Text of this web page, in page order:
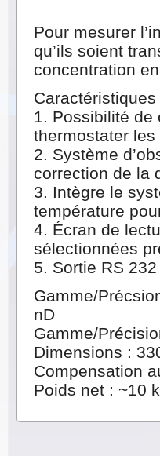
Pour mesurer
qu’ils soient
concentration
Caractéristiques
1. Possibilité de
thermostater
2. Système
correction de la
3. Intègre le
température
4. Écran de
sélectionnées
5. Sortie RS
Gamme/
nD
Gamme/
Dimensions :
Compensation
Poids net : ~10